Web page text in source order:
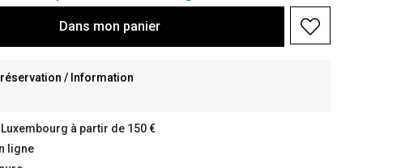
Dans mon panier
réservation / Information
à partir de 150 €
ligne